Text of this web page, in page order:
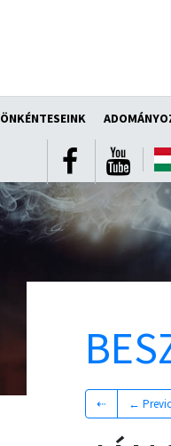
ÖNKÉNTESEINK
⇠ ←